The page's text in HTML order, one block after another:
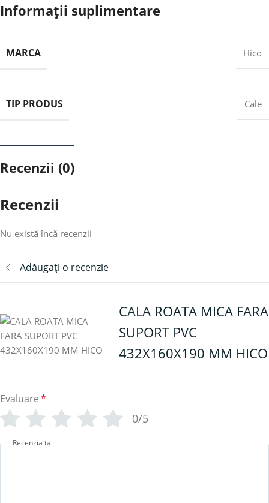
Informații suplimentare
MARCA Hico
TIP PRODUS Cale
Recenzii (0)
Recenzii
Nu există încă recenzii
Adăugați o recenzie
CALA ROATA MICA FARA
SUPORT PVC
432X160X190 MM HICO
Evaluare*
0/5
Recenzia ta